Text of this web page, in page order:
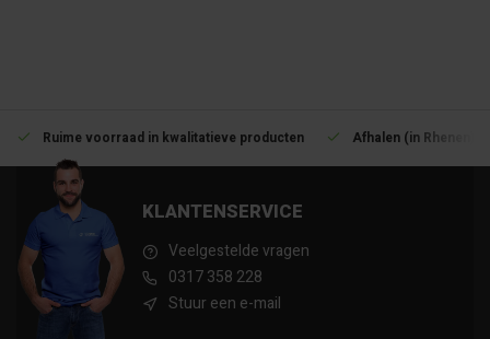
Ruime voorraad in kwalitatieve producten Afhalen (in Rhenen)
KLANTENSERVICE
Veelgestelde vragen
0317 358 228
Stuur een e-mail